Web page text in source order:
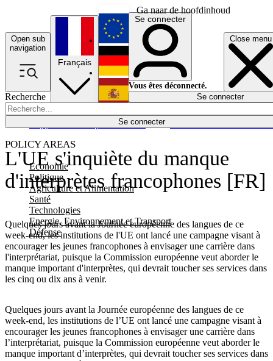
Ga naar de hoofdinhoud
Open sub
navigation
Close menu
Recherche
Se connecter
POLICY AREAS
Economie
Politique
Agriculture et Alimentation
Santé
Technologies
Energie, Environnement et Transport
Défense
Économie
Français
English
Deutsch
Español
Se connecter
Vous êtes déconnecté.
Se connecter
L'UE s'inquiète du manque
d'interprètes francophones [FR]
Quelques jours avant la Journée européenne des langues de ce
week-end, les institutions de l'UE ont lancé une campagne visant à
encourager les jeunes francophones à envisager une carrière dans
l'interprétariat, puisque la Commission européenne veut aborder le
manque important d'interprètes, qui devrait toucher ses services dans
les cinq ou dix ans à venir.
Quelques jours avant la Journée européenne des langues de ce
week-end, les institutions de l’UE ont lancé une campagne visant à
encourager les jeunes francophones à envisager une carrière dans
l’interprétariat, puisque la Commission européenne veut aborder le
manque important d’interprètes, qui devrait toucher ses services dans